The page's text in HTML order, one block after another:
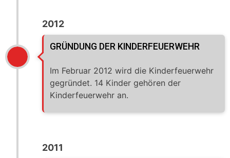
2012
GRÜNDUNG DER KINDERFEUERWEHR
Im Februar 2012 wird die Kinderfeuerwehr
gegründet. 14 Kinder gehören der
Kinderfeuerwehr an.
2011